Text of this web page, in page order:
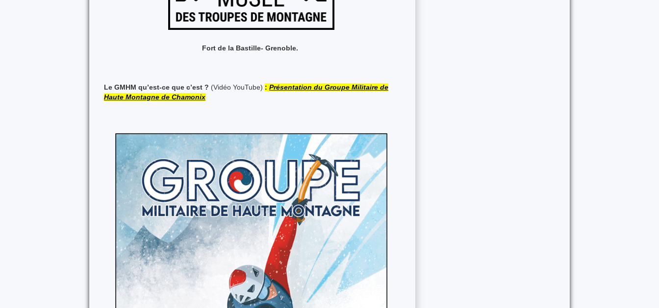
Fort de la Bastille- Grenoble.
Le GMHM qu’est-ce que c’est ? (Vidéo YouTube) : Présentation du Groupe Militaire de
Haute Montagne de Chamonix